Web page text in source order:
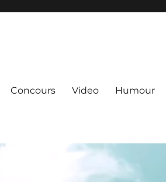
Concours Video Humour